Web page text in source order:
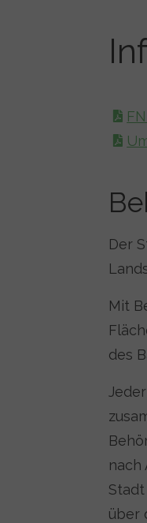
Der
Mit
des
nach
über